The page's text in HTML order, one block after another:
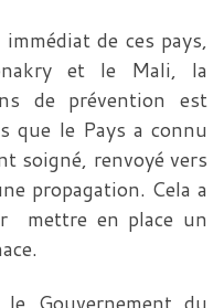
de ces pays,
et le Mali, la
de prévention est
que le Pays a connu
soigné, renvoyé vers
propagation. Cela a
mettre en place un